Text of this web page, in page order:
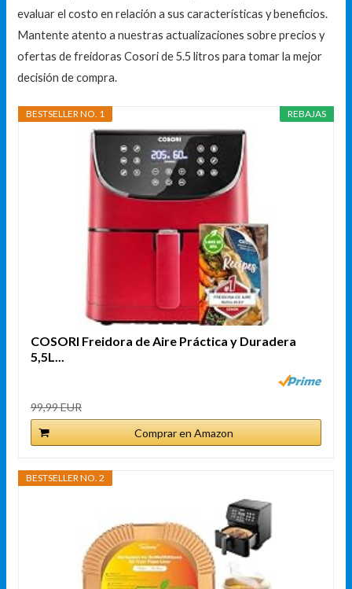
evaluar el costo en relación a sus características y beneficios.
Mantente atento a nuestras actualizaciones sobre precios y
ofertas de freidoras Cosori de 5.5 litros para tomar la mejor
decisión de compra.
REBAJAS
BESTSELLER NO. 1
COSORI Freidora de Aire Práctica y Duradera
5,5L...
99,99 EUR
Comprar en Amazon
BESTSELLER NO. 2